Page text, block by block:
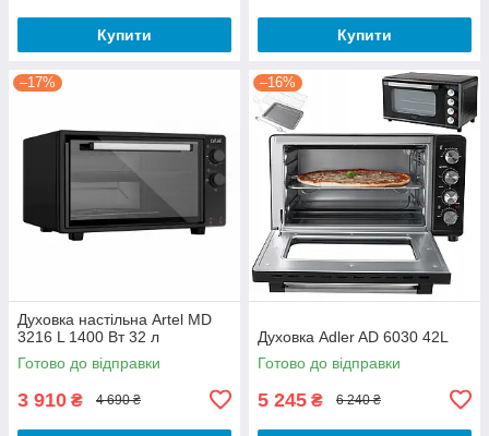
Купити Купити
–17%
Духовка настільна Artel MD
3216 L 1400 Вт 32 л
Готово до відправки
3 910 ₴ 4 690 ₴
–16%
Духовка Adler AD 6030 42L
Готово до відправки
5 245 ₴ 6 240 ₴